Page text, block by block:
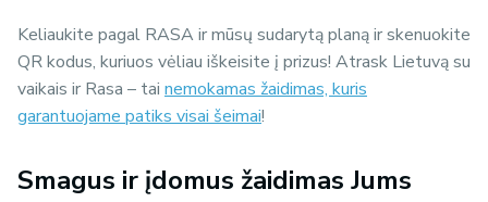
Keliaukite pagal RASA ir mūsų sudarytą planą ir skenuokite
QR kodus, kuriuos vėliau iškeisite į prizus! Atrask Lietuvą su
vaikais ir Rasa – tai nemokamas žaidimas, kuris
garantuojame patiks visai šeimai!
Smagus ir įdomus žaidimas Jums